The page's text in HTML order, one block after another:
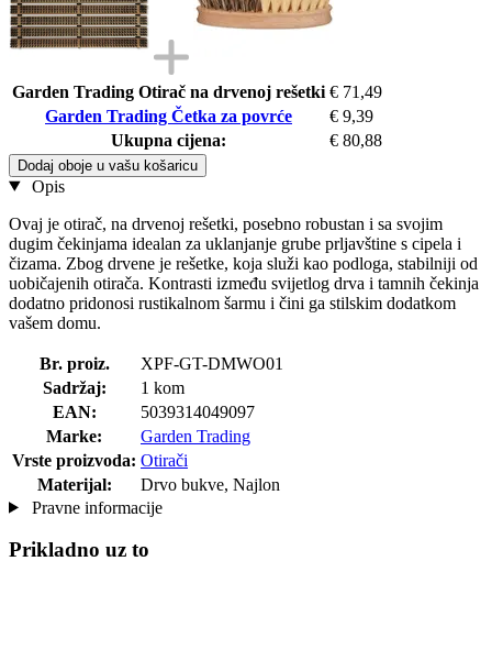
Garden Trading Otirač na drvenoj rešetki € 71,49
Garden Trading Četka za povrće
€ 9,39
Ukupna cijena:
€ 80,88
Dodaj oboje u vašu košaricu
Opis
Ovaj je otirač, na drvenoj rešetki, posebno robustan i sa svojim
dugim čekinjama idealan za uklanjanje grube prljavštine s cipela i
čizama. Zbog drvene je rešetke, koja služi kao podloga, stabilniji od
uobičajenih otirača. Kontrasti između svijetlog drva i tamnih čekinja
dodatno pridonosi rustikalnom šarmu i čini ga stilskim dodatkom
vašem domu.
Br. proiz.
XPF-GT-DMWO01
Sadržaj:
1 kom
EAN:
5039314049097
Marke:
Garden Trading
Vrste proizvoda: Otirači
Materijal:
Drvo bukve, Najlon
Pravne informacije
Prikladno uz to